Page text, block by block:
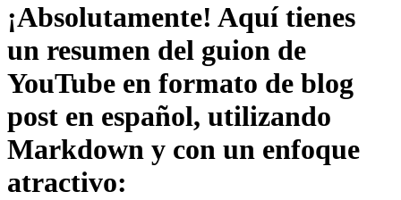
¡Absolutamente! Aquí tienes
un resumen del guion de
YouTube en formato de blog
post en español, utilizando
Markdown y con un enfoque
atractivo: